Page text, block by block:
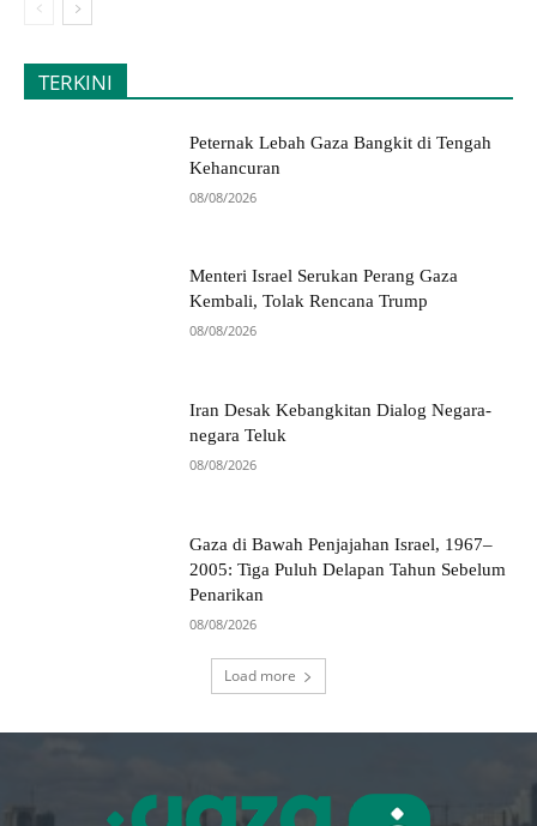
TERKINI
Peternak Lebah Gaza Bangkit di Tengah
Kehancuran
08/08/2026
Menteri Israel Serukan Perang Gaza
Kembali, Tolak Rencana Trump
08/08/2026
Iran Desak Kebangkitan Dialog Negara-
negara Teluk
08/08/2026
Gaza di Bawah Penjajahan Israel, 1967–
2005: Tiga Puluh Delapan Tahun Sebelum
Penarikan
08/08/2026
Load more